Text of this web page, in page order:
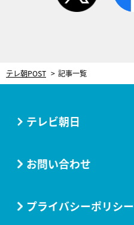
テレ朝POST 記事一覧
テレビ朝日
お問い合わせ
プライバシーポリシー